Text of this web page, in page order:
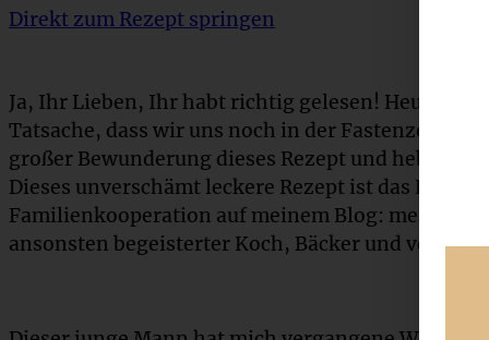
Direkt zum Rezept springen
Ja, Ihr Lieben, Ihr habt richtig gelesen! Heute
Tatsache, dass wir uns noch in der Fastenzeit
großer Bewunderung dieses Rezept und heben es
Dieses unverschämt leckere Rezept ist das
Familienkooperation auf meinem Blog: mein
ansonsten begeisterter Koch, Bäcker und vor